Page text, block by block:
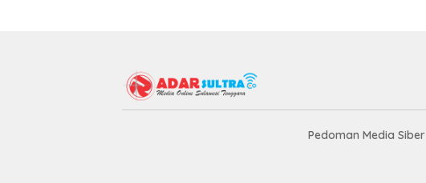
Pedoman Media Siber